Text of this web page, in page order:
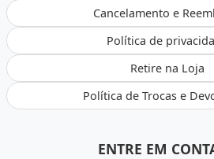
Cancelamento e
Política de
Retire na Loja
Política de Trocas e
ENTRE EM